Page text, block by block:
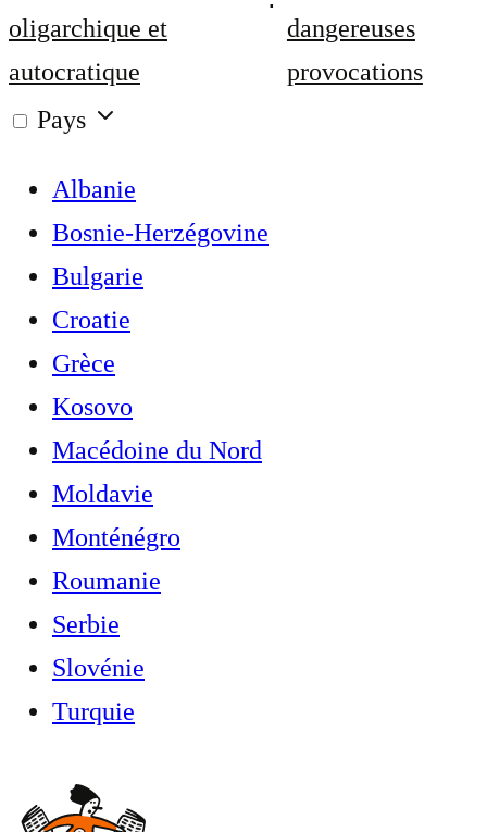
oligarchique et
autocratique
dangereuses
provocations
Pays
Albanie
Bosnie-Herzégovine
Bulgarie
Croatie
Grèce
Kosovo
Macédoine du Nord
Moldavie
Monténégro
Roumanie
Serbie
Slovénie
Turquie